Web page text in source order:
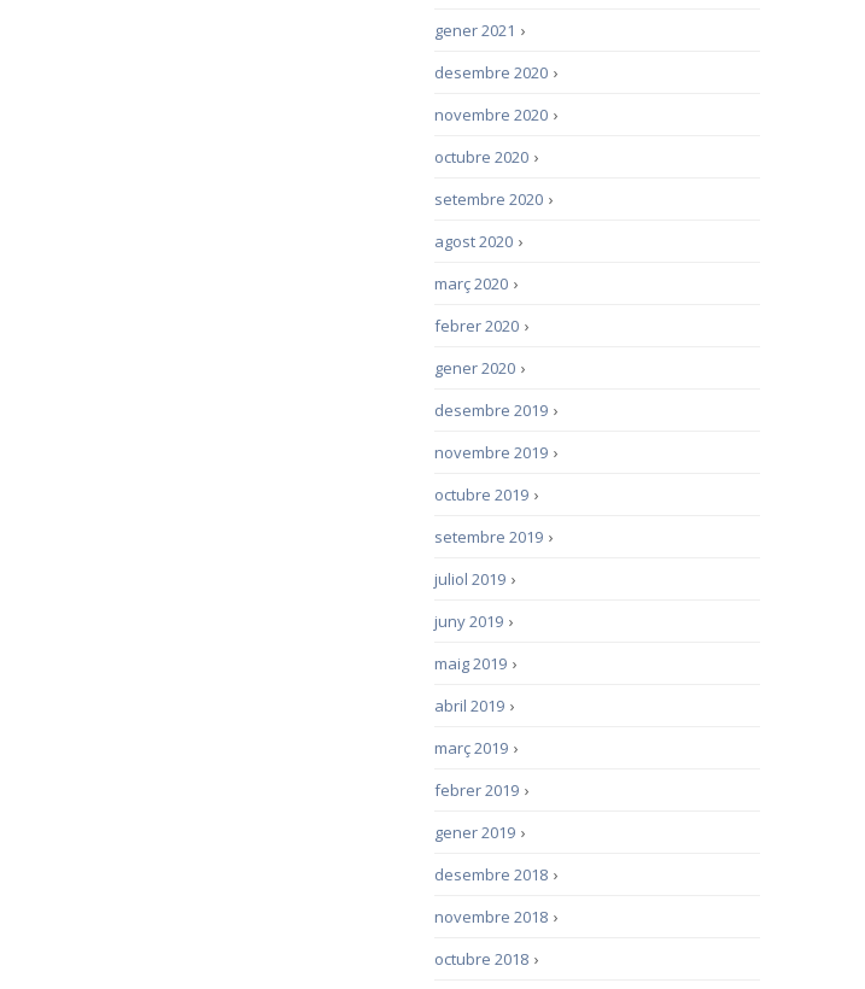
›
gener 2021
›
desembre 2020
›
novembre 2020
›
octubre 2020
›
setembre 2020
›
agost 2020
›
març 2020
›
febrer 2020
›
gener 2020
›
desembre 2019
›
novembre 2019
›
octubre 2019
›
setembre 2019
›
juliol 2019
›
juny 2019
›
maig 2019
›
abril 2019
›
març 2019
›
febrer 2019
›
gener 2019
›
desembre 2018
›
novembre 2018
›
octubre 2018